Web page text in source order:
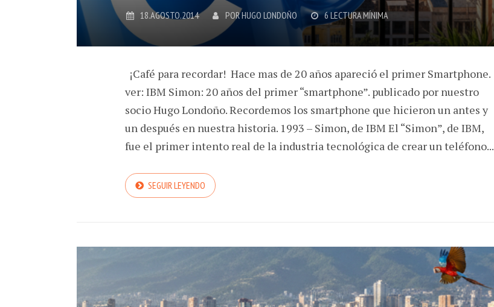
18.AGOSTO.2014 PORHUGO LONDOÑO 6 LECTURA MÍNIMA
¡Café para recordar! Hace mas de 20 años apareció el primer Smartphone.
ver: IBM Simon: 20 años del primer “smartphone”. publicado por nuestro
socio Hugo Londoño. Recordemos los smartphone que hicieron un antes y
un después en nuestra historia. 1993 – Simon, de IBM El “Simon”, de IBM,
fue el primer intento real de la industria tecnológica de crear un teléfono...
SEGUIR LEYENDO